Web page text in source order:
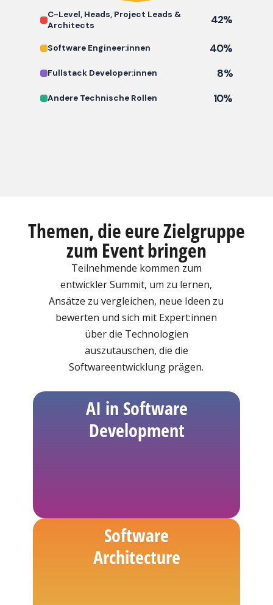
C-Level, Heads, Project Leads &
Architects
42%
Software Engineer:innen 40%
Fullstack Developer:innen 8%
Andere Technische Rollen 10%
Themen, die eure Zielgruppe
zum Event bringen
Teilnehmende kommen zum
entwickler Summit, um zu lernen,
Ansätze zu vergleichen, neue Ideen zu
bewerten und sich mit Expert:innen
über die Technologien
auszutauschen, die die
Softwareentwicklung prägen.
AI in Software
Development
Software
Architecture